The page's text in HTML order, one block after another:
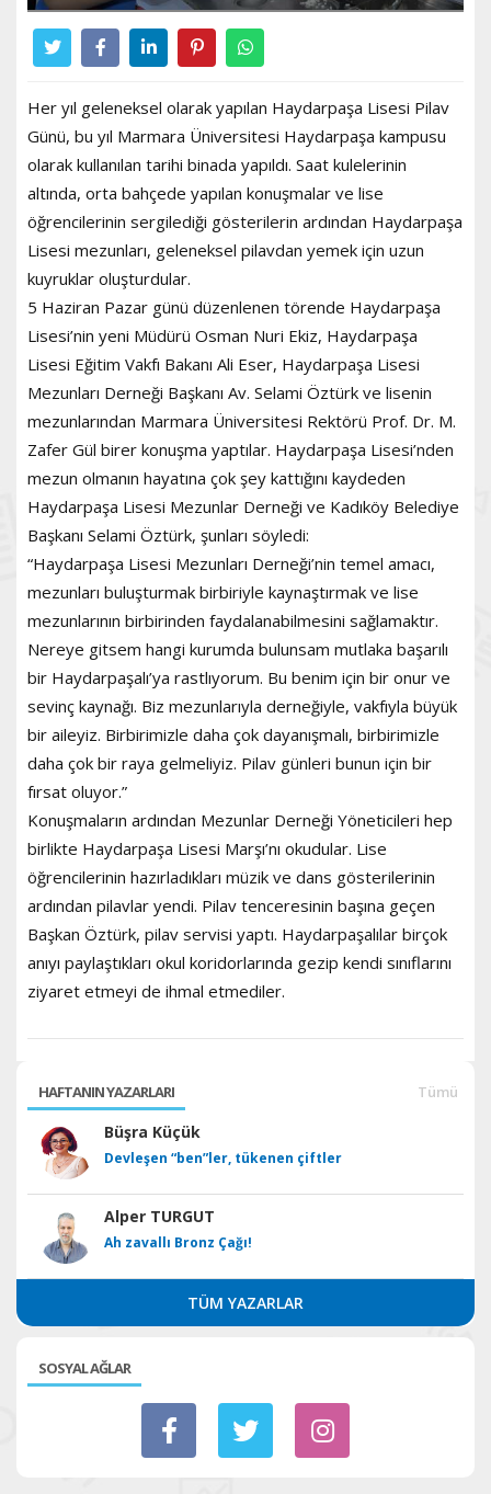
Her yıl geleneksel olarak yapılan Haydarpaşa Lisesi Pilav
Günü, bu yıl Marmara Üniversitesi Haydarpaşa kampusu
olarak kullanılan tarihi binada yapıldı. Saat kulelerinin
altında, orta bahçede yapılan konuşmalar ve lise
öğrencilerinin sergilediği gösterilerin ardından Haydarpaşa
Lisesi mezunları, geleneksel pilavdan yemek için uzun
kuyruklar oluşturdular.
5 Haziran Pazar günü düzenlenen törende Haydarpaşa
Lisesi’nin yeni Müdürü Osman Nuri Ekiz, Haydarpaşa
Lisesi Eğitim Vakfı Bakanı Ali Eser, Haydarpaşa Lisesi
Mezunları Derneği Başkanı Av. Selami Öztürk ve lisenin
mezunlarından Marmara Üniversitesi Rektörü Prof. Dr. M.
Zafer Gül birer konuşma yaptılar. Haydarpaşa Lisesi’nden
mezun olmanın hayatına çok şey kattığını kaydeden
Haydarpaşa Lisesi Mezunlar Derneği ve Kadıköy Belediye
Başkanı Selami Öztürk, şunları söyledi:
“Haydarpaşa Lisesi Mezunları Derneği’nin temel amacı,
mezunları buluşturmak birbiriyle kaynaştırmak ve lise
mezunlarının birbirinden faydalanabilmesini sağlamaktır.
Nereye gitsem hangi kurumda bulunsam mutlaka başarılı
bir Haydarpaşalı’ya rastlıyorum. Bu benim için bir onur ve
sevinç kaynağı. Biz mezunlarıyla derneğiyle, vakfıyla büyük
bir aileyiz. Birbirimizle daha çok dayanışmalı, birbirimizle
daha çok bir raya gelmeliyiz. Pilav günleri bunun için bir
fırsat oluyor.”
Konuşmaların ardından Mezunlar Derneği Yöneticileri hep
birlikte Haydarpaşa Lisesi Marşı’nı okudular. Lise
öğrencilerinin hazırladıkları müzik ve dans gösterilerinin
ardından pilavlar yendi. Pilav tenceresinin başına geçen
Başkan Öztürk, pilav servisi yaptı. Haydarpaşalılar birçok
anıyı paylaştıkları okul koridorlarında gezip kendi sınıflarını
ziyaret etmeyi de ihmal etmediler.
HAFTANIN YAZARLARI Tümü
Büşra Küçük
Devleşen “ben”ler, tükenen çiftler
Alper TURGUT
Ah zavallı Bronz Çağı!
TÜM YAZARLAR
SOSYAL AĞLAR